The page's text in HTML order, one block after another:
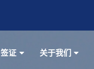
签证 关于我们